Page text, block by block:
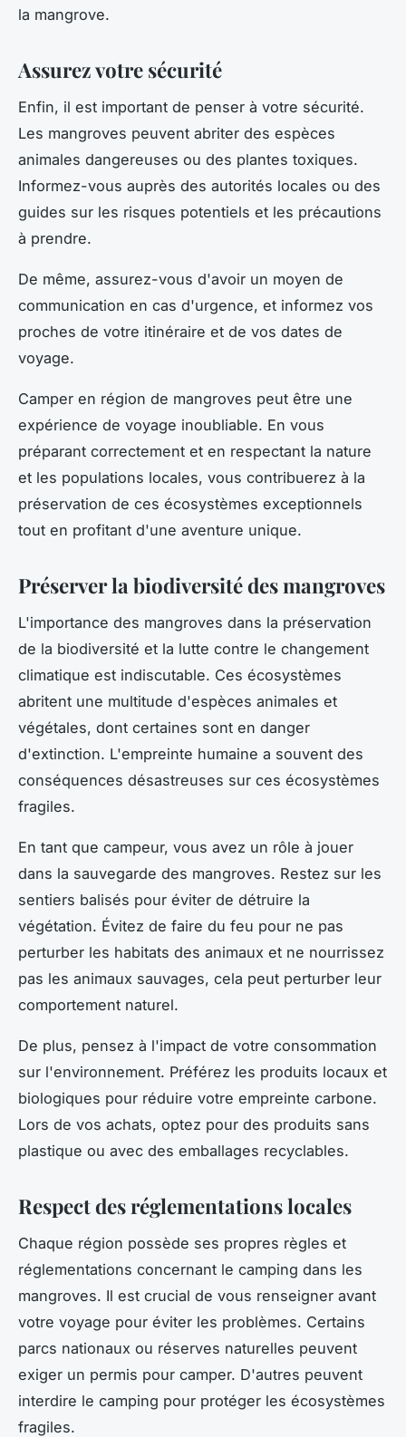
la mangrove.
Assurez votre sécurité
Enfin, il est important de penser à votre sécurité.
Les mangroves peuvent abriter des espèces
animales dangereuses ou des plantes toxiques.
Informez-vous auprès des autorités locales ou des
guides sur les risques potentiels et les précautions
à prendre.
De même, assurez-vous d'avoir un moyen de
communication en cas d'urgence, et informez vos
proches de votre itinéraire et de vos dates de
voyage.
Camper en région de mangroves peut être une
expérience de voyage inoubliable. En vous
préparant correctement et en respectant la nature
et les populations locales, vous contribuerez à la
préservation de ces écosystèmes exceptionnels
tout en profitant d'une aventure unique.
Préserver la biodiversité des mangroves
L'importance des mangroves dans la préservation
de la biodiversité et la lutte contre le changement
climatique est indiscutable. Ces écosystèmes
abritent une multitude d'espèces animales et
végétales, dont certaines sont en danger
d'extinction. L'empreinte humaine a souvent des
conséquences désastreuses sur ces écosystèmes
fragiles.
En tant que campeur, vous avez un rôle à jouer
dans la sauvegarde des mangroves. Restez sur les
sentiers balisés pour éviter de détruire la
végétation. Évitez de faire du feu pour ne pas
perturber les habitats des animaux et ne nourrissez
pas les animaux sauvages, cela peut perturber leur
comportement naturel.
De plus, pensez à l'impact de votre consommation
sur l'environnement. Préférez les produits locaux et
biologiques pour réduire votre empreinte carbone.
Lors de vos achats, optez pour des produits sans
plastique ou avec des emballages recyclables.
Respect des réglementations locales
Chaque région possède ses propres règles et
réglementations concernant le camping dans les
mangroves. Il est crucial de vous renseigner avant
votre voyage pour éviter les problèmes. Certains
parcs nationaux ou réserves naturelles peuvent
exiger un permis pour camper. D'autres peuvent
interdire le camping pour protéger les écosystèmes
fragiles.